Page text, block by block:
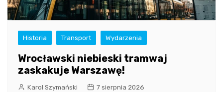
Historia Transport Wydarzenia
Wrocławski niebieski tramwaj
zaskakuje Warszawę!
Karol Szymański 7 sierpnia 2026